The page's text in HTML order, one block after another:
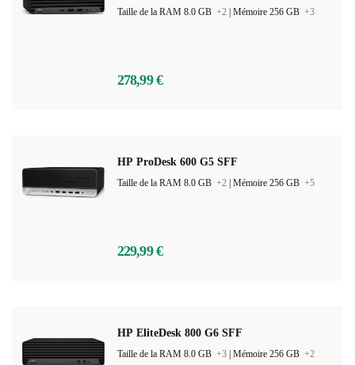
Taille de la RAM 8.0 GB +2 Mémoire 256 GB +3
278,99 €
HP ProDesk 600 G5 SFF
Taille de la RAM 8.0 GB +2 Mémoire 256 GB +5
229,99 €
HP EliteDesk 800 G6 SFF
Taille de la RAM 8.0 GB +3 Mémoire 256 GB +2